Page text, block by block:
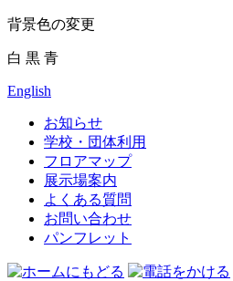
背景色の変更
白 黒 青
English
お知らせ
学校・団体利用
フロアマップ
展示場案内
よくある質問
お問い合わせ
パンフレット